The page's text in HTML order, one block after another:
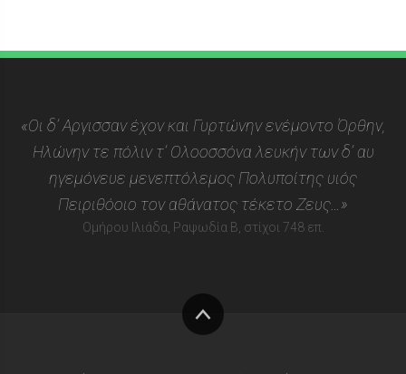
«Οι δ’ Αργισσαν έχον και Γυρτώνην ενέμοντο Όρθην,
Ηλώνην τε πόλιν τ’ Ολοοσσόνα λευκήν των δ’ αυ
ηγεμόνευε μενεπτόλεμος Πολυποίτης υιός
Πειριθόοιο τον αθάνατος τέκετο Ζευς…»
Ομήρου Ιλιάδα, Ραψωδία Β, στίχοι 748 επ.